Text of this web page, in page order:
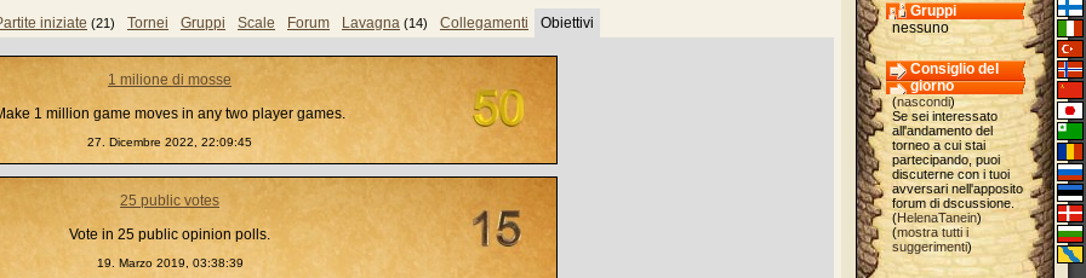
iniziate (21) Tornei Gruppi Scale Forum Lavagna (14) Collegamenti Obiettivi
1 milione di mosse
1 million game moves in any two player games.
27. Dicembre 2022, 22:09:45
25 public votes
Vote in 25 public opinion polls.
19. Marzo 2019, 03:38:39
Gruppi
nessuno
Consiglio del
giorno
(nascondi)
Se sei interessato
all'andamento del
torneo a cui stai
partecipando, puoi
discuterne con i tuoi
avversari nell'apposito
forum di dscussione.
(HelenaTanein)
(mostra tutti i
suggerimenti)